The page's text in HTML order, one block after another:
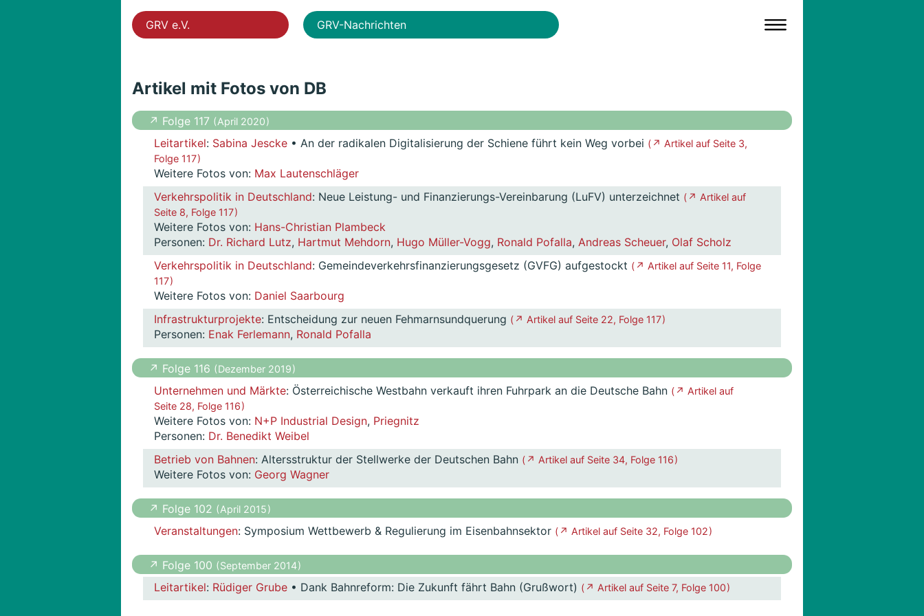
GRV e.V. GRV-Nachrichten
Artikel mit Fotos von DB
↗ Folge 117 ( April 2020 )
Leitartikel: Sabina Jescke • An der radikalen Digitalisierung der Schiene führt kein Weg vorbei ( ↗ Artikel auf Seite 3,
Folge 117 )
Weitere Fotos von: Max Lautenschläger
Verkehrspolitik in Deutschland: Neue Leistung- und Finanzierungs-Vereinbarung (LuFV) unterzeichnet ( ↗ Artikel auf
Seite 8, Folge 117 )
Weitere Fotos von: Hans-Christian Plambeck
Personen: Dr. Richard Lutz, Hartmut Mehdorn, Hugo Müller-Vogg, Ronald Pofalla, Andreas Scheuer, Olaf Scholz
Verkehrspolitik in Deutschland: Gemeindeverkehrsfinanzierungsgesetz (GVFG) aufgestockt ( ↗ Artikel auf Seite 11, Folge
117 )
Weitere Fotos von: Daniel Saarbourg
Infrastrukturprojekte: Entscheidung zur neuen Fehmarnsundquerung ( ↗ Artikel auf Seite 22, Folge 117 )
Personen: Enak Ferlemann, Ronald Pofalla
↗ Folge 116 ( Dezember 2019 )
Unternehmen und Märkte: Österreichische Westbahn verkauft ihren Fuhrpark an die Deutsche Bahn ( ↗ Artikel auf
Seite 28, Folge 116 )
Weitere Fotos von: N+P Industrial Design, Priegnitz
Personen: Dr. Benedikt Weibel
Betrieb von Bahnen: Altersstruktur der Stellwerke der Deutschen Bahn ( ↗ Artikel auf Seite 34, Folge 116 )
Weitere Fotos von: Georg Wagner
↗ Folge 102 ( April 2015 )
Veranstaltungen: Symposium Wettbewerb & Regulierung im Eisenbahnsektor ( ↗ Artikel auf Seite 32, Folge 102 )
↗ Folge 100 ( September 2014 )
Leitartikel: Rüdiger Grube • Dank Bahnreform: Die Zukunft fährt Bahn (Grußwort) ( ↗ Artikel auf Seite 7, Folge 100 )